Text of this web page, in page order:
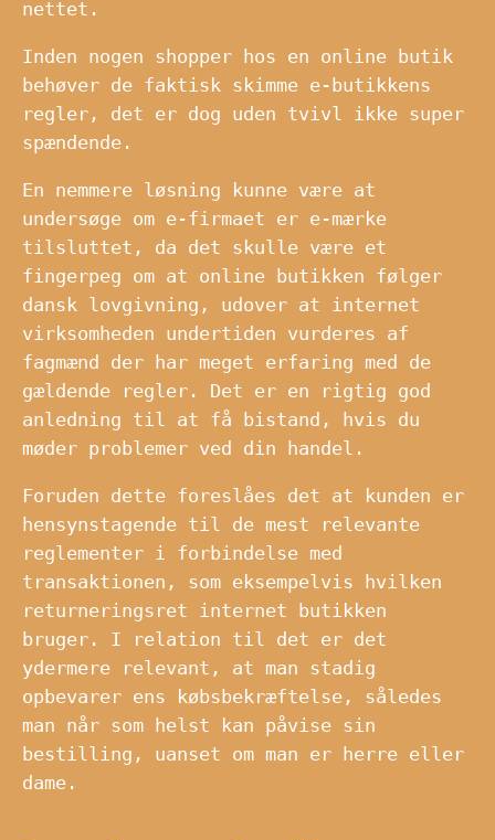
nettet.
Inden nogen shopper hos en online butik
behøver de faktisk skimme e-butikkens
regler, det er dog uden tvivl ikke super
spændende.
En nemmere løsning kunne være at
undersøge om e-firmaet er e-mærke
tilsluttet, da det skulle være et
fingerpeg om at online butikken følger
dansk lovgivning, udover at internet
virksomheden undertiden vurderes af
fagmænd der har meget erfaring med de
gældende regler. Det er en rigtig god
anledning til at få bistand, hvis du
møder problemer ved din handel.
Foruden dette foreslåes det at kunden er
hensynstagende til de mest relevante
reglementer i forbindelse med
transaktionen, som eksempelvis hvilken
returneringsret internet butikken
bruger. I relation til det er det
ydermere relevant, at man stadig
opbevarer ens købsbekræftelse, således
man når som helst kan påvise sin
bestilling, uanset om man er herre eller
dame.